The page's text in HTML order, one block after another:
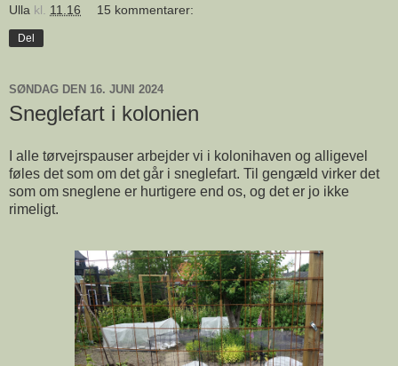
Ulla kl. 11.16 15 kommentarer:
Del
SØNDAG DEN 16. JUNI 2024
Sneglefart i kolonien
I alle tørvejrspauser arbejder vi i kolonihaven og alligevel
føles det som om det går i sneglefart. Til gengæld virker det
som om sneglene er hurtigere end os, og det er jo ikke
rimeligt.